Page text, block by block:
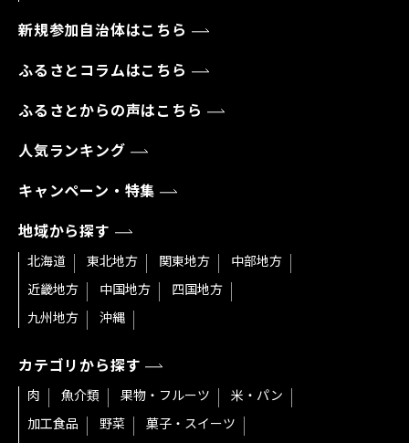
新規参加自治体はこちら
ふるさとコラムはこちら
ふるさとからの声はこちら
人気ランキング
キャンペーン・特集
地域から探す
北海道 東北地方 関東地方
中部地方
近畿地方
中国地方
四国地方
九州地方
沖縄
カテゴリから探す
肉 魚介類 果物・フルーツ
米・パン
加工食品
野菜
菓子・スイーツ